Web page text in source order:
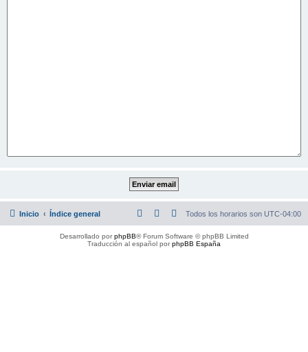
Inicio Índice general Todos los horarios son UTC-04:00
Desarrollado porphpBB® Forum Software © phpBB Limited
Traducción al español porphpBB España